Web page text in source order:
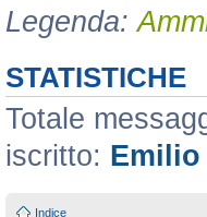
Legenda:
STATISTICHE
Totale
iscritto: Emilio
Indice